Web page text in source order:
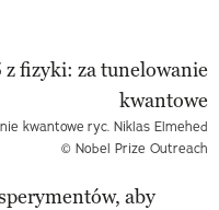
kwantowe ryc. Niklas Elmehed
© Nobel Prize Outreach
aby